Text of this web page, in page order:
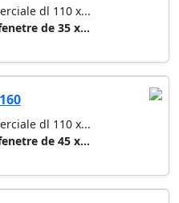
dl 110 x...
de 35 x...
dl 110 x...
de 45 x...